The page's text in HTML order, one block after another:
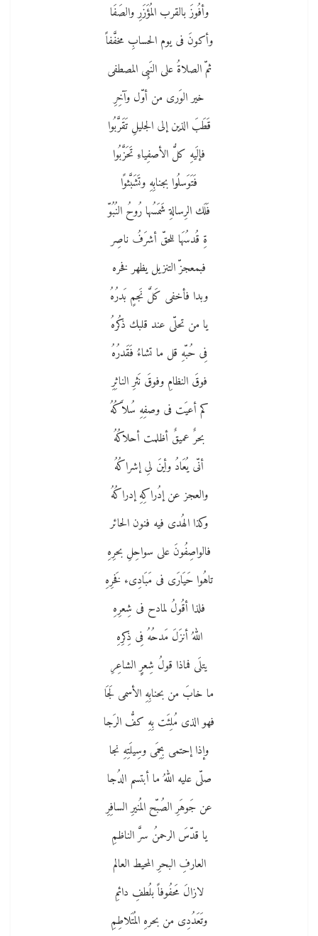
وأفُوزَ بالقرب المُؤَزَرِ والصَفَا
وأكونَ فى يوم الحسابِ مخفَّفاً
ثمّ الصلاةُ على النَبِى المصطفى
خير الوَرى من أوّل وآخِرِ
قَطَبَ الذين إلى الجليلِ تَقَرَّبُوا
فإلَيهِ كلُّ الأصفِياءِ تَحَزَّبُوا
فَتَوَسلُوا بجنابِهِ وتَشَبَّثوًا
فَلَك الرِسالةِ شَمَسُها رُوحُ النُبُوّ
ةِ قُدسُهَا للحقّ أشرَفُ ناصِر
فبمعجزّ التنزيل يظهر فخره
وبدا فأخفى كَلَّ نَجمٍ بَدرُهُ
يا من تحلّى عند قلبك ذكُرهُ
فِى حُبّهِ قل ما تشاءُ فَقَدرُهُ
فوقَ النظامِ وفوقَ نَثرِ الناثِرِ
كم أعيَت فى وصفِهِ سُلاَّكُهُ
بحرٌ عميقٌ أظلمت أحلاكُهُ
أنّى يُعَادُ وأينَ لىِ إشراكُهُ
والعجز عن إدُراكِهِ إدراكُهُ
وكذا الهُدى فيه فنون الحائر
فالواصِفُونَ على سواحِلِ بحرِهِ
تاهُوا حَيَارَى فى مَبَادِىء فَخرِهِ
فلذا أقُولُ لمادح فى شِعرِهِ
اللهُ أنزَلَ مَدحُهُ فِى ذِكرِهِ
يتلَى فماذا قولُ شِعرٍِ الشاعِرِ
ما خابَ من بحنابِهِ الأسمى لَجَا
فهو الذى مُلِئَت بِهِ كفُّ الرَجا
وإذا إحتمى بِحِمَى وسِيلَتِهِ نجا
صلّى عليه اللهُ ما أبتسم الدُجا
عن جَوهَرِ الصُبّح المُنيرِ السافِرِ
يا قدّسَ الرحمنُ سرَّ الناظمِ
العارفِ البحرِ المحيط العالم
لازالَ مَحفُوفاً بلُطفِ دائمِ
وتَعَدُدِى من بحرهِ المُتَلاطِمِ